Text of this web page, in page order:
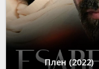
Плен (2022)